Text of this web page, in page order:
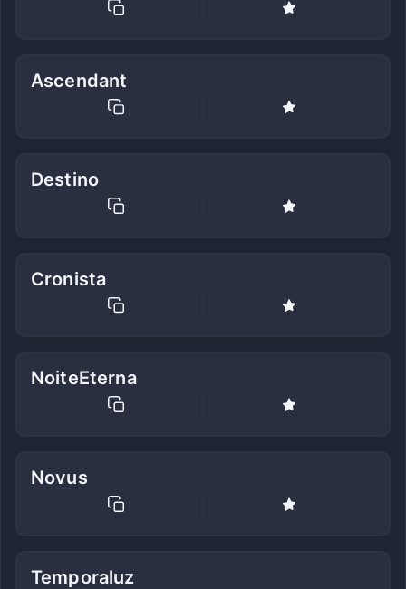
Ascendant
Destino
Cronista
NoiteEterna
Novus
Temporaluz